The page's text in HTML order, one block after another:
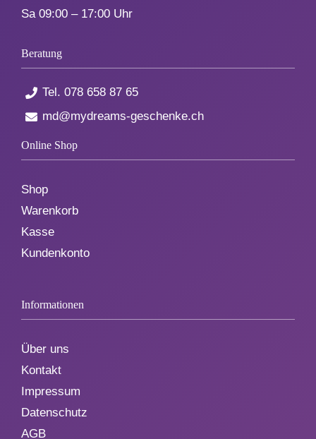
Sa 09:00 – 17:00 Uhr
Beratung
Tel. 078 658 87 65
md@mydreams-geschenke.ch
Online Shop
Shop
Warenkorb
Kasse
Kundenkonto
Informationen
Über uns
Kontakt
Impressum
Datenschutz
AGB